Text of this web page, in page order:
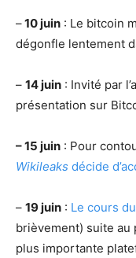
–10 juin : Le bitcoin
dégonfle lentement
– 14 juin : Invité par
présentation sur
– 15 juin : Pour
Wikileaks décide
– 19 juin : Le cours
brièvement) suite au
plus importante